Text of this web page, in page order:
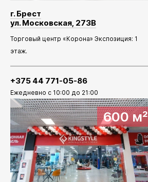
г. Брест
ул. Московская, 273В
Торговый центр «Корона» Экспозиция: 1
этаж.
+375 44 771-05-86
Ежедневно с 10:00 до 21:00
600 м²